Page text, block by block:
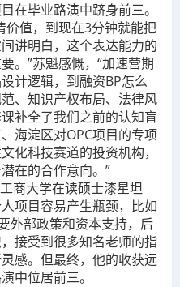
毕业路演中跻身前三。
价值，到现在3分钟就能把
讲明白，这个表达能力的
。”苏魁感慨，“加速营期
计逻辑，到融资BP怎么
、知识产权布局、法律风
补全了我们之前的认知盲
海淀区对OPC项目的专项
化科技赛道的投资机构，
在的合作意向。”
商大学在读硕士漆星坦
项目容易产生瓶颈，比如
外部政策和资本支持，后
接受到很多知名老师的指
感。但最终，他的收获远
中位居前三。